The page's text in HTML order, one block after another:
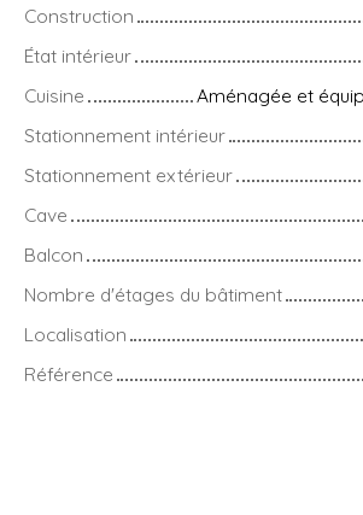
Construction
État intérieur
Cuisine
Aménagée et
Stationnement intérieur
Stationnement extérieur
Cave
Balcon
Nombre d'étages du bâtiment
Localisation
Référence